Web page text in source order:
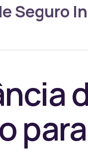
Seguro